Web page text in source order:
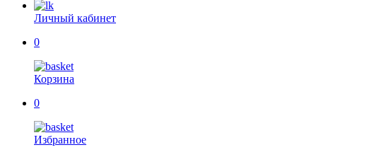
Личный кабинет
0
Корзина
0
Избранное